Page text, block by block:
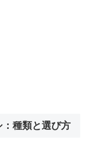
種類と選び方